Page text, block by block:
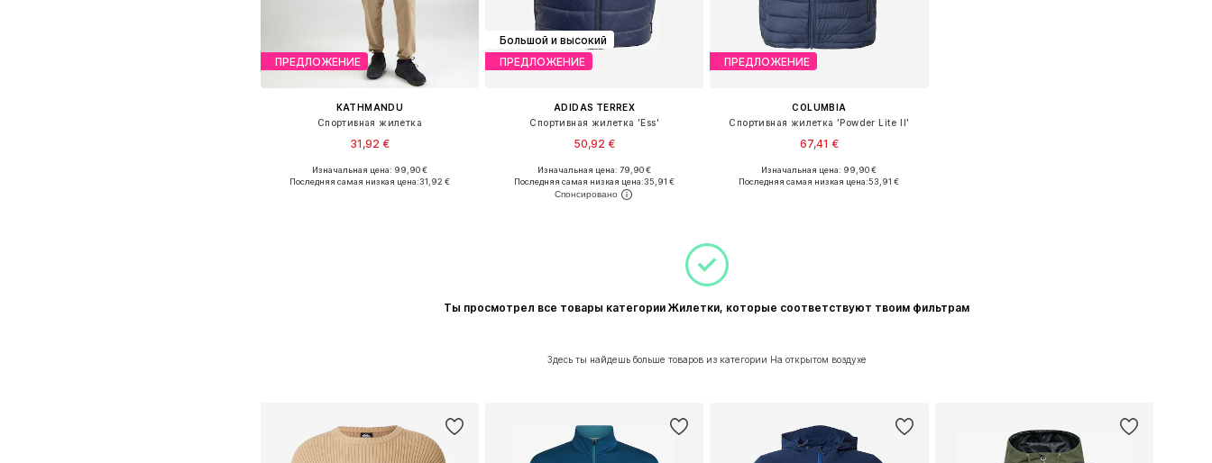
ПРЕДЛОЖЕНИЕ
KATHMANDU
Спортивная жилетка
31,92 €
Доступные размеры: XS
Изначальная цена: 99,90 €
Последняя самая низкая цена:31,92 €
Большой и высокий
ПРЕДЛОЖЕНИЕ
ADIDAS TERREX
Спортивная жилетка 'Ess'
50,92 €
Доступные размеры: L
Добавить в корзину
Изначальная цена: 79,90 €
Последняя самая низкая цена:35,91 €
ПРЕДЛОЖЕНИЕ
COLUMBIA
Спортивная жилетка 'Powder Lite II'
67,41 €
Доступные размеры: S
Изначальная цена: 99,90 €
Последняя самая низкая цена:53,91 €
Ты просмотрел все товары категории Жилетки, которые соответствуют твоим фильтрам
Здесь ты найдешь больше товаров из категории На открытом воздухе